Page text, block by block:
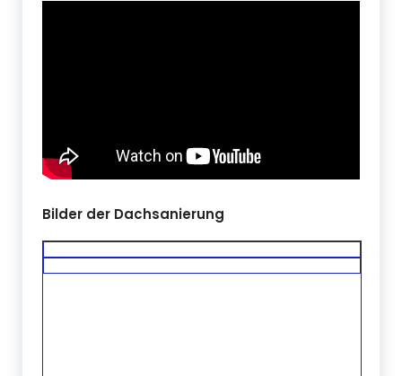
Bilder der Dachsanierung